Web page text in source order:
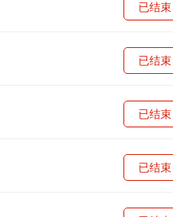
已结束
已结束
已结束
已结束